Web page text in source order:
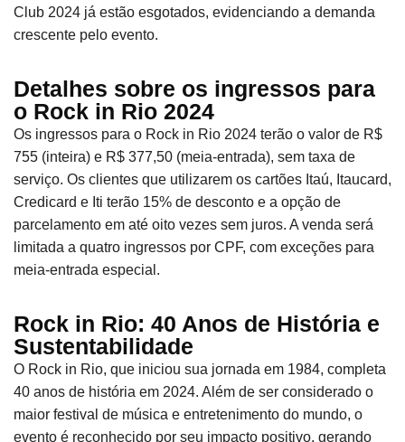
Club 2024 já estão esgotados, evidenciando a demanda
crescente pelo evento.
Detalhes sobre os ingressos para
o Rock in Rio 2024
Os ingressos para o Rock in Rio 2024 terão o valor de R$
755 (inteira) e R$ 377,50 (meia-entrada), sem taxa de
serviço. Os clientes que utilizarem os cartões Itaú, Itaucard,
Credicard e Iti terão 15% de desconto e a opção de
parcelamento em até oito vezes sem juros. A venda será
limitada a quatro ingressos por CPF, com exceções para
meia-entrada especial.
Rock in Rio: 40 Anos de História e
Sustentabilidade
O Rock in Rio, que iniciou sua jornada em 1984, completa
40 anos de história em 2024. Além de ser considerado o
maior festival de música e entretenimento do mundo, o
evento é reconhecido por seu impacto positivo, gerando